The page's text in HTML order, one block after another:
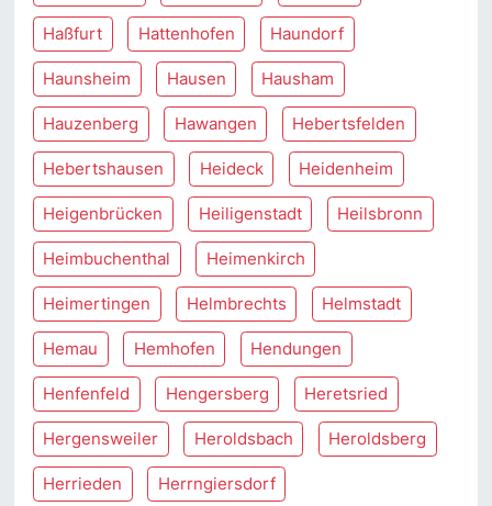
Haßfurt Hattenhofen Haundorf
Haunsheim Hausen Hausham
Hauzenberg Hawangen Hebertsfelden
Hebertshausen Heideck Heidenheim
Heigenbrücken Heiligenstadt Heilsbronn
Heimbuchenthal Heimenkirch
Heimertingen Helmbrechts Helmstadt
Hemau Hemhofen Hendungen
Henfenfeld Hengersberg Heretsried
Hergensweiler Heroldsbach Heroldsberg
Herrieden Herrngiersdorf